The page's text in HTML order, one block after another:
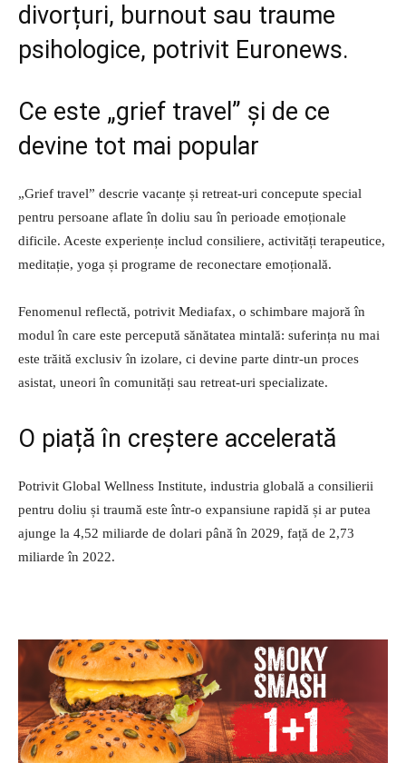
divorțuri, burnout sau traume
psihologice, potrivit Euronews.
Ce este „grief travel” și de ce
devine tot mai popular
„Grief travel” descrie vacanțe și retreat-uri concepute special
pentru persoane aflate în doliu sau în perioade emoționale
dificile. Aceste experiențe includ consiliere, activități terapeutice,
meditație, yoga și programe de reconectare emoțională.
Fenomenul reflectă, potrivit Mediafax, o schimbare majoră în
modul în care este percepută sănătatea mintală: suferința nu mai
este trăită exclusiv în izolare, ci devine parte dintr-un proces
asistat, uneori în comunități sau retreat-uri specializate.
O piață în creștere accelerată
Potrivit Global Wellness Institute, industria globală a consilierii
pentru doliu și traumă este într-o expansiune rapidă și ar putea
ajunge la 4,52 miliarde de dolari până în 2029, față de 2,73
miliarde în 2022.